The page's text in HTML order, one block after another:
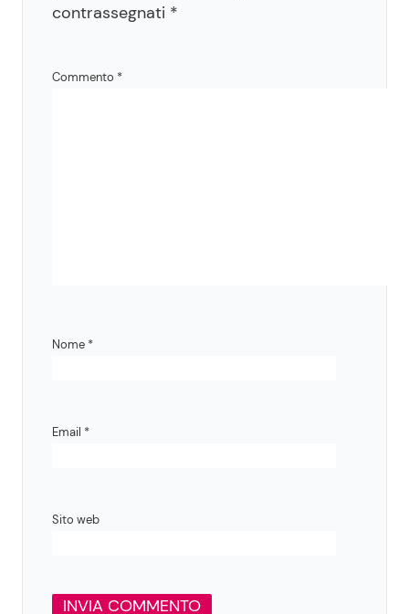
contrassegnati *
Commento *
Nome *
Email *
Sito web